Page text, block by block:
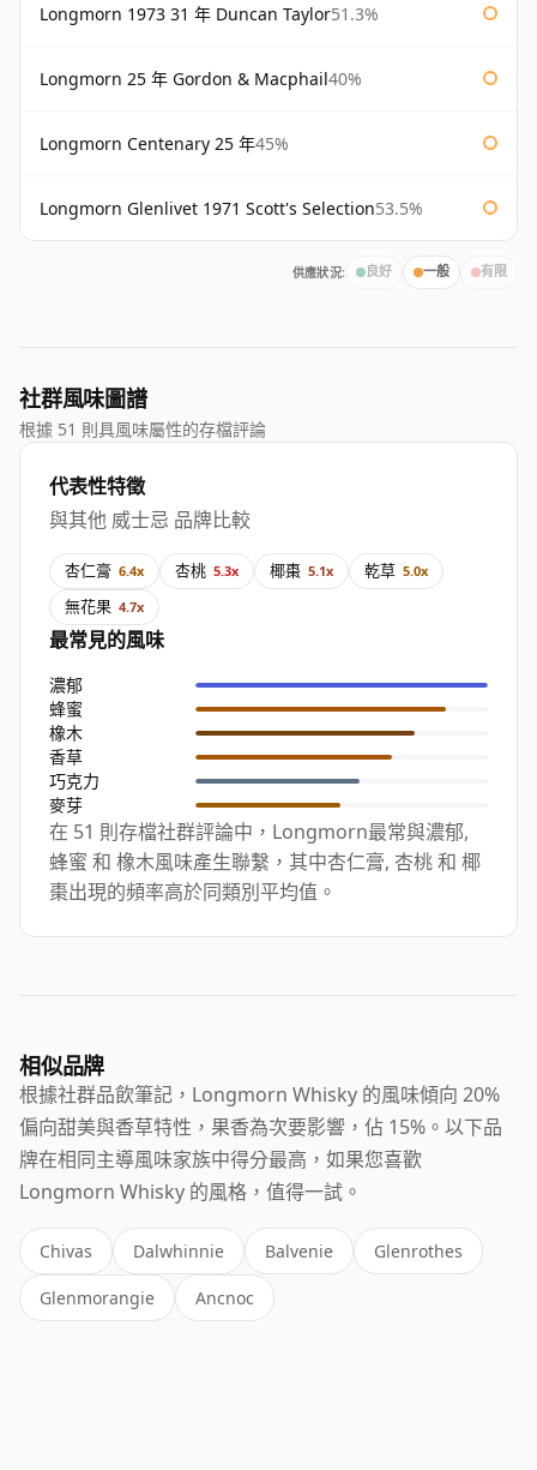
Longmorn 1973 31 年 Duncan Taylor51.3%
Longmorn 25 年 Gordon & Macphail40%
Longmorn Centenary 25 年45%
Longmorn Glenlivet 1971 Scott's Selection53.5%
供應狀況: 良好 一般 有限
社群風味圖譜
根據 51 則具風味屬性的存檔評論
代表性特徵
與其他 威士忌 品牌比較
杏仁膏 6.4x 杏桃 5.3x 椰棗 5.1x 乾草 5.0x
無花果 4.7x
最常見的風味
濃郁
蜂蜜
橡木
香草
巧克力
麥芽
在 51 則存檔社群評論中，Longmorn最常與濃郁,
蜂蜜 和 橡木風味產生聯繫，其中杏仁膏, 杏桃 和 椰
棗出現的頻率高於同類別平均值。
相似品牌
根據社群品飲筆記，Longmorn Whisky 的風味傾向 20%
偏向甜美與香草特性，果香為次要影響，佔 15%。以下品
牌在相同主導風味家族中得分最高，如果您喜歡
Longmorn Whisky 的風格，值得一試。
Chivas Dalwhinnie Balvenie Glenrothes
Glenmorangie Ancnoc